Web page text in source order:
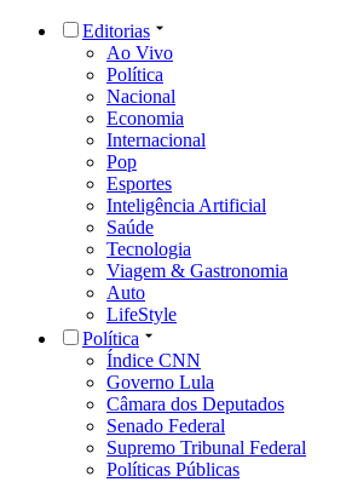
Editorias
Ao Vivo
Política
Nacional
Economia
Internacional
Pop
Esportes
Inteligência Artificial
Saúde
Tecnologia
Viagem & Gastronomia
Auto
LifeStyle
Política
Índice CNN
Governo Lula
Câmara dos Deputados
Senado Federal
Supremo Tribunal Federal
Políticas Públicas